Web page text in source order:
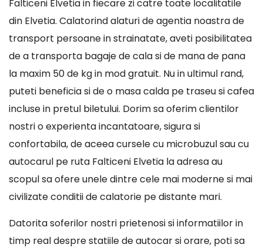
Falticeni Elvetia in fiecare zi catre toate localitatile
din Elvetia. Calatorind alaturi de agentia noastra de
transport persoane in strainatate, aveti posibilitatea
de a transporta bagaje de cala si de mana de pana
la maxim 50 de kg in mod gratuit. Nu in ultimul rand,
puteti beneficia si de o masa calda pe traseu si cafea
incluse in pretul biletului. Dorim sa oferim clientilor
nostri o experienta incantatoare, sigura si
confortabila, de aceea cursele cu microbuzul sau cu
autocarul pe ruta Falticeni Elvetia la adresa au
scopul sa ofere unele dintre cele mai moderne si mai
civilizate conditii de calatorie pe distante mari.
Datorita soferilor nostri prietenosi si informatiilor in
timp real despre statiile de autocar si orare, poti sa